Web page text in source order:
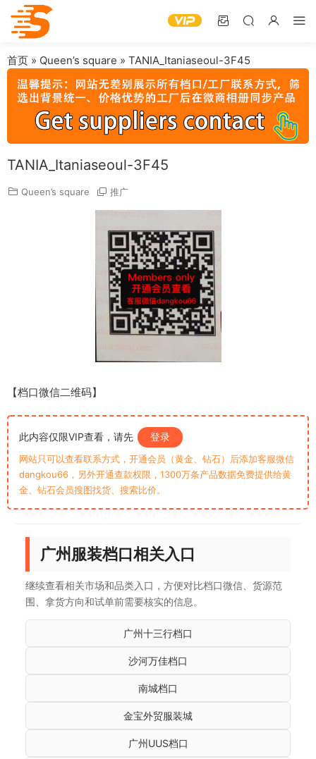
首页 » Queen’s square » TANIA_Itaniaseoul-3F45
TANIA_Itaniaseoul-3F45
Queen’s square 推广
【档口微信二维码】
此内容仅限VIP查看，请先 登录
网站只可以查看联系方式，开通会员（黄金、钻石）后添加客服微信
dangkou66，另外开通查款权限，1300万条产品数据免费提供给黄
金、钻石会员搜图找货、搜索比价。
广州服装档口相关入口
继续查看相关市场和品类入口，方便对比档口微信、货源范
围、拿货方向和试单前需要核实的信息。
广州十三行档口
沙河万佳档口
南城档口
金宝外贸服装城
广州UUS档口